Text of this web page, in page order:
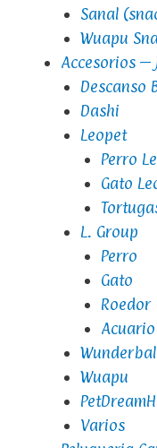
Sanal
Wuapu
Accesorios –
Descanso
Dashi
Leopet
Perro
Gato
L. Group
Perro
Gato
Roedor
Acuario
Wuapu
Varios